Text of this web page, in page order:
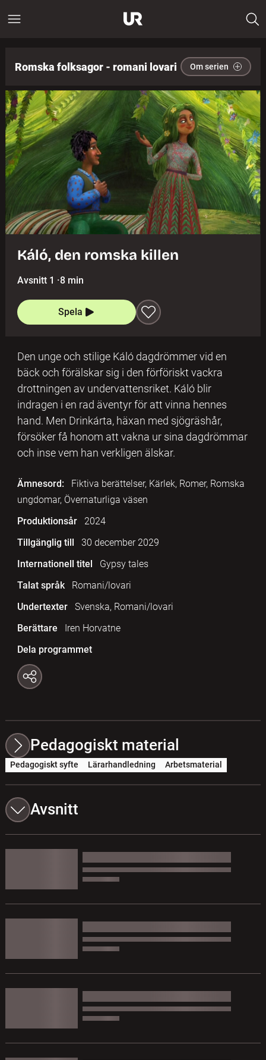
Romska folksagor - romani lovari Om serien
Káló, den romska killen
Avsnitt 1 ·8 min
Spela
Den unge och stilige Káló dagdrömmer vid en
bäck och förälskar sig i den förföriskt vackra
drottningen av undervattensriket. Káló blir
indragen i en rad äventyr för att vinna hennes
hand. Men Drinkárta, häxan med sjögräshår,
försöker få honom att vakna ur sina dagdrömmar
och inse vem han verkligen älskar.
Ämnesord:
Fiktiva berättelser, Kärlek, Romer, Romska
ungdomar, Övernaturliga väsen
Produktionsår
2024
Tillgänglig till
30 december 2029
Internationell titel
Gypsy tales
Talat språk
Romani/lovari
Undertexter
Svenska, Romani/lovari
Berättare
Iren Horvatne
Dela programmet
Pedagogiskt material
Pedagogiskt syfte Lärarhandledning Arbetsmaterial
Avsnitt